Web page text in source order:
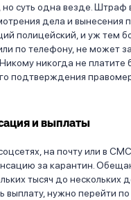
но суть одна везде. Штраф
дела и вынесения
полицейский, и уж тем
по телефону, не может
никогда не платите
подтверждения
и выплаты
на почту или в СМС
за карантин.
тысяч до нескольких
нужно перейти по